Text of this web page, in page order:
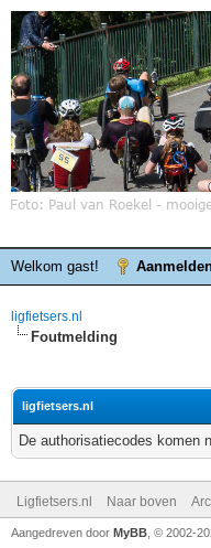
Welkom gast!
ligfietsers.nl
Foutmelding
ligfietsers.nl
De authorisatiecodes komen
Ligfietsers.nl Naar boven
Aangedreven door MyBB , © 2002-